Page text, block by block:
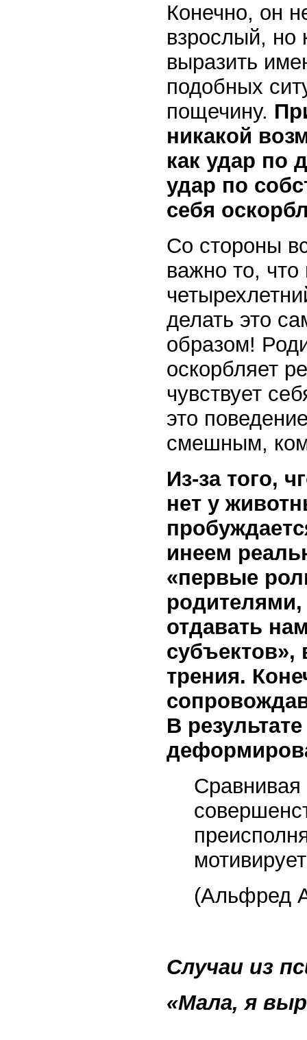
Конечно, он
взрослый, но
выразить
подобных
пощечину.
никакой
как удар по
удар по
себя
Со стороны
важно то,
делать это
образом!
оскорбляет
чувствует
это
смешным,
Из-за того,
нет у
инеем
«первые
отдавать
субъектов»,
трения.
В
(Альфред
Случаи из
«Мала, я